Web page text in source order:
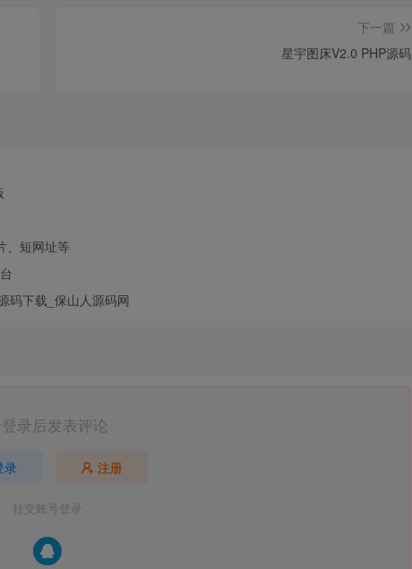
下一篇
星宇图床V2.0 PHP源码
、短网址等
码下载_保山人源码网
录后发表评论
录 注册
社交账号登录